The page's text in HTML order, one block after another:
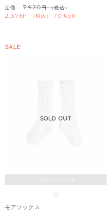
定価： 7,920 （税込）
2,376 税込 70%off
10/12/14/16/18
SOLD OUT
SALE
モアソックス